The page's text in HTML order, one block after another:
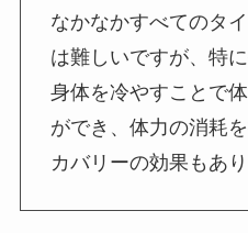
なかなかすべてのタ
は難しいですが、特
身体を冷やすことで
ができ、体力の消耗
カバリーの効果もあり